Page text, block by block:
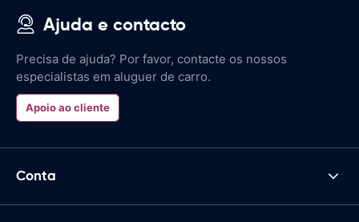
Ajuda e contacto
Precisa de ajuda? Por favor, contacte os nossos
especialistas em aluguer de carro.
Apoio ao cliente
Conta